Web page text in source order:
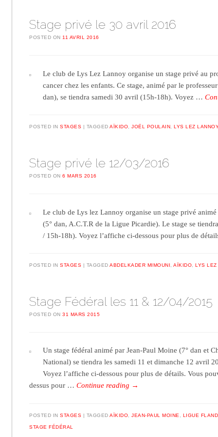
Stage privé le 30 avril 2016
POSTED ON11 AVRIL 2016
Le club de Lys Lez Lannoy organise un stage privé au
cancer chez les enfants. Ce stage, animé par le
dan), se tiendra samedi 30 avril (15h-18h). Voyez …
POSTED INSTAGES TAGGEDAÏKIDO ,JOËL POULAIN ,LYS LEZ
Stage privé le 12/03/2016
POSTED ON6 MARS 2016
Le club de Lys lez Lannoy organise un stage privé
(5° dan, A.C.T.R de la Ligue Picardie). Le stage se
/ 15h-18h). Voyez l’affiche ci-dessous pour plus de
POSTED INSTAGES TAGGEDABDELKADER MIMOUNI ,AÏKIDO ,LYS LEZ
Stage Fédéral les 11 & 12/04/2015
POSTED ON31 MARS 2015
Un stage fédéral animé par Jean-Paul Moine (7° dan et
National) se tiendra les samedi 11 et dimanche 12 avril
Voyez l’affiche ci-dessous pour plus de détails. Vous
dessus pour …Continue reading →
POSTED INSTAGES TAGGEDAÏKIDO ,JEAN-PAUL MOINE LIGUE
STAGE FÉDÉRAL